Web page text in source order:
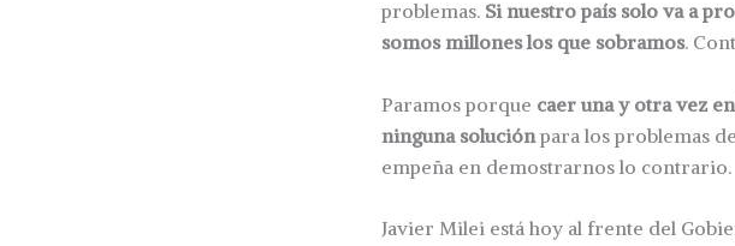
problemas. Si nuestro país solo va a
somos millones los que sobramos.
Paramos porque caer una y otra vez
ninguna solución para los problemas
empeña en demostrarnos lo contrario.
Javier Milei está hoy al frente del